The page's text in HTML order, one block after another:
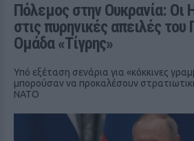
Πόλεμος στην Ουκρανία: Οι
στις πυρηνικές απειλές του
Ομάδα «Τίγρης»
Υπό εξέταση σενάρια για «κόκκινες
μπορούσαν να προκαλέσουν
ΝΑΤΟ